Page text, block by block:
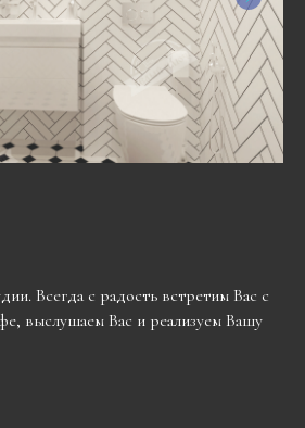
Всегда с радость встретим Вас с
выслушаем Вас и реализуем Вашу